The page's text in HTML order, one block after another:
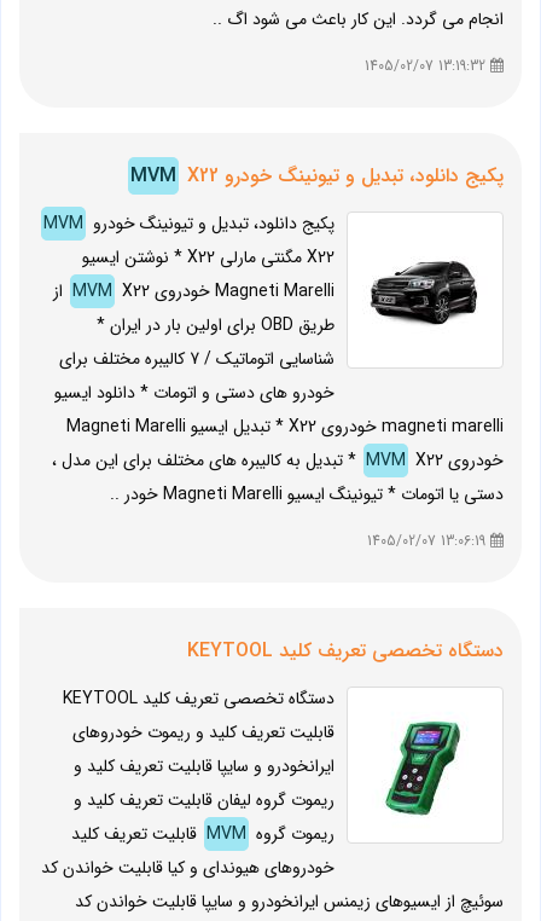
انجام می گردد. این کار باعث می شود اگ ..
پکیج دانلود، تبدیل و تیونینگ خودرو MVM X22
پکیج دانلود، تبدیل و تیونینگ خودرو MVM
X22 مگنتی مارلی X22 * نوشتن ایسیو
Magneti Marelli خودروی
MVM X22 از
طریق OBD برای اولین بار در ایران *
شناسایی اتوماتیک / 7 کالیبره مختلف برای
خودرو های دستی و اتومات * دانلود ایسیو
magneti marelli خودروی X22 * تبدیل ایسیو Magneti Marelli
خودروی
MVM X22 * تبدیل به کالیبره های مختلف برای این مدل ،
دستی یا اتومات * تیونینگ ایسیو Magneti Marelli خودر ..
دستگاه تخصصی تعریف کلید KEYTOOL
دستگاه تخصصی تعریف کلید KEYTOOL
قابلیت تعریف کلید و ریموت خودروهای
ایرانخودرو و سایپا قابلیت تعریف کلید و
ریموت گروه لیفان قابلیت تعریف کلید و
ریموت گروه MVM قابلیت تعریف کلید
خودروهای هیوندای و کیا قابلیت خواندن کد
سوئیچ از ایسیوهای زیمنس ایرانخودرو و سایپا قابلیت خواندن کد